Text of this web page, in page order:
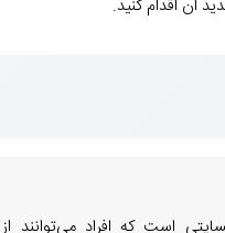
است که افراد می‌توانند